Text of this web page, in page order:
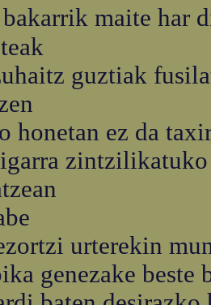
maite har
guztiak
honetan ez da
zintzilikatuko
urterekin
genezake